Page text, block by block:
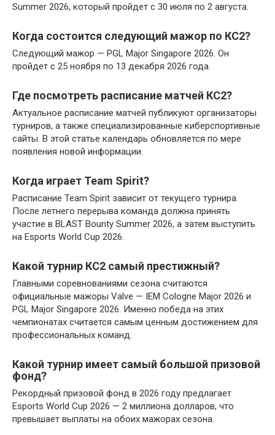
Summer 2026, который пройдет с 30 июля по 2 августа.
Когда состоится следующий мажор по КС2?
Следующий мажор — PGL Major Singapore 2026. Он
пройдет с 25 ноября по 13 декабря 2026 года.
Где посмотреть расписание матчей КС2?
Актуальное расписание матчей публикуют организаторы
турниров, а также специализированные киберспортивные
сайты. В этой статье календарь обновляется по мере
появления новой информации.
Когда играет Team Spirit?
Расписание Team Spirit зависит от текущего турнира.
После летнего перерыва команда должна принять
участие в BLAST Bounty Summer 2026, а затем выступить
на Esports World Cup 2026.
Какой турнир КС2 самый престижный?
Главными соревнованиями сезона считаются
официальные мажоры Valve — IEM Cologne Major 2026 и
PGL Major Singapore 2026. Именно победа на этих
чемпионатах считается самым ценным достижением для
профессиональных команд.
Какой турнир имеет самый большой призовой
фонд?
Рекордный призовой фонд в 2026 году предлагает
Esports World Cup 2026 — 2 миллиона долларов, что
превышает выплаты на обоих мажорах сезона.